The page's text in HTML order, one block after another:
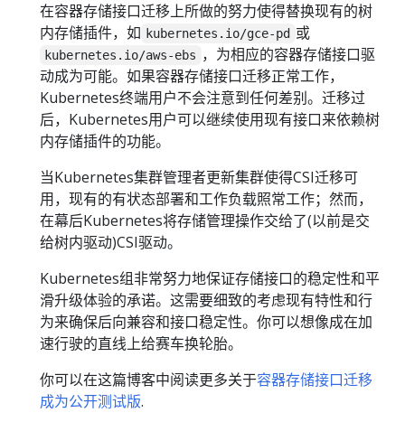
在容器存储接口迁移上所做的努力使得替换现有的树
内存储插件，如 kubernetes.io/gce-pd 或
kubernetes.io/aws-ebs ，为相应的容器存储接口驱
动成为可能。如果容器存储接口迁移正常工作，
Kubernetes终端用户不会注意到任何差别。迁移过
后，Kubernetes用户可以继续使用现有接口来依赖树
内存储插件的功能。
当Kubernetes集群管理者更新集群使得CSI迁移可
用，现有的有状态部署和工作负载照常工作；然而，
在幕后Kubernetes将存储管理操作交给了(以前是交
给树内驱动)CSI驱动。
Kubernetes组非常努力地保证存储接口的稳定性和平
滑升级体验的承诺。这需要细致的考虑现有特性和行
为来确保后向兼容和接口稳定性。你可以想像成在加
速行驶的直线上给赛车换轮胎。
你可以在这篇博客中阅读更多关于容器存储接口迁移
成为公开测试版.